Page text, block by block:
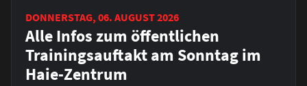
DONNERSTAG, 06. AUGUST 2026
Alle Infos zum öffentlichen
Trainingsauftakt am Sonntag im
Haie-Zentrum